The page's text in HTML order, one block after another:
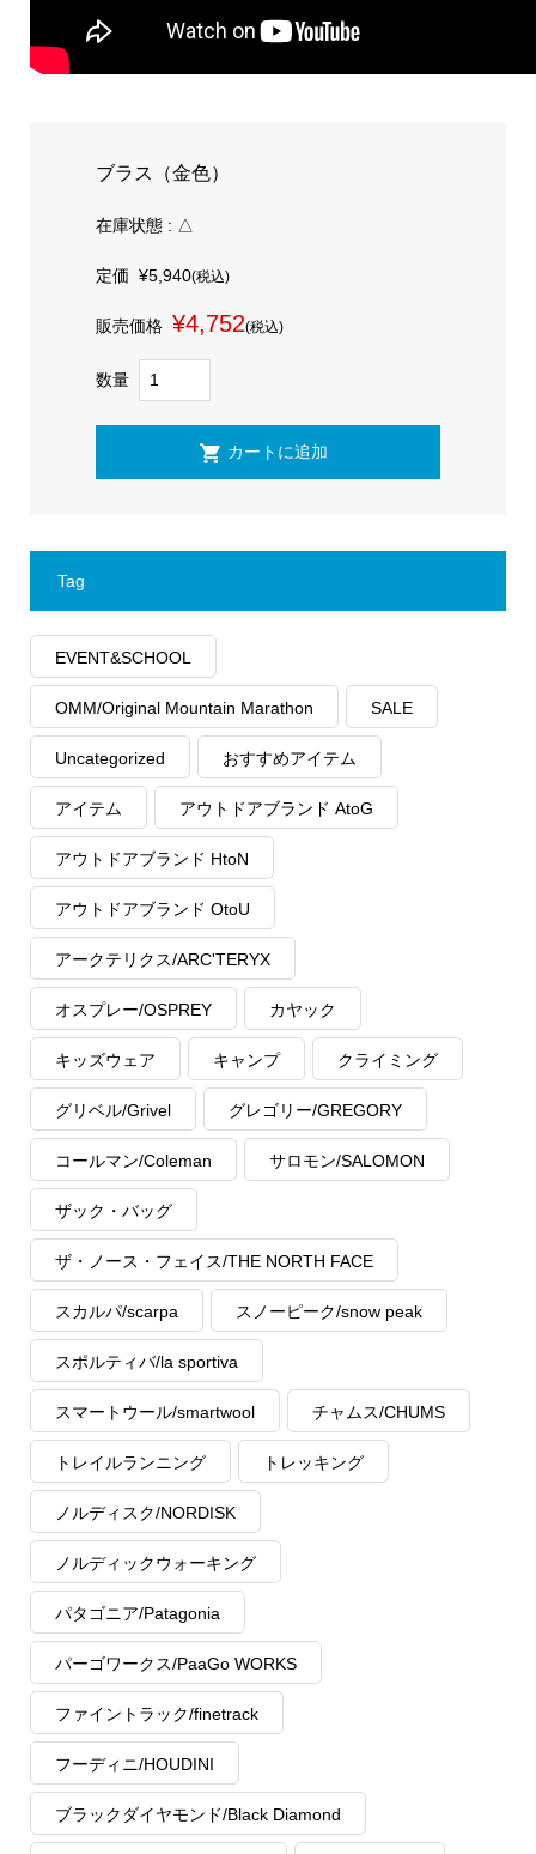
ブラス（金色）
在庫状態 : △
定価 ¥5,940(税込)
販売価格 ¥4,752(税込)
数量
Tag
EVENT&SCHOOL
OMM/Original Mountain Marathon SALE
Uncategorized おすすめアイテム
アイテム アウトドアブランド AtoG
アウトドアブランド HtoN
アウトドアブランド OtoU
アークテリクス/ARC'TERYX
オスプレー/OSPREY カヤック
キッズウェア キャンプ クライミング
グリベル/Grivel グレゴリー/GREGORY
コールマン/Coleman サロモン/SALOMON
ザック・バッグ
ザ・ノース・フェイス/THE NORTH FACE
スカルパ/scarpa スノーピーク/snow peak
スポルティバ/la sportiva
スマートウール/smartwool チャムス/CHUMS
トレイルランニング トレッキング
ノルディスク/NORDISK
ノルディックウォーキング
パタゴニア/Patagonia
パーゴワークス/PaaGo WORKS
ファイントラック/finetrack
フーディニ/HOUDINI
ブラックダイヤモンド/Black Diamond